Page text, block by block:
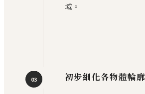
域。
03 初步細化各物體輪廓